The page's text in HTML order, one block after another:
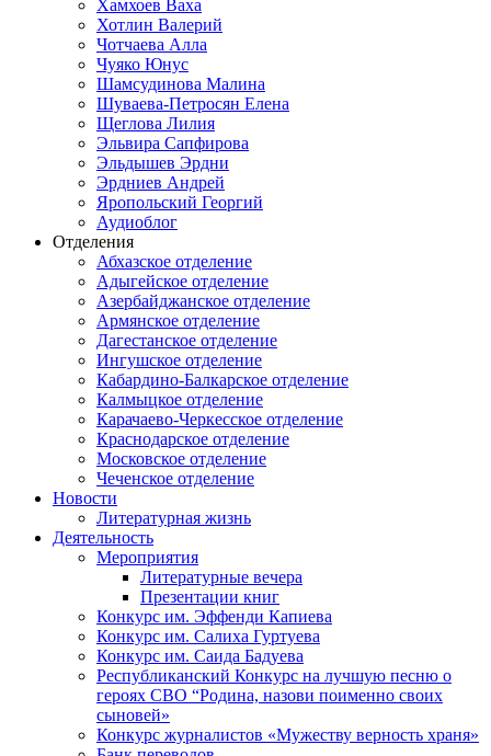
Хамхоев Ваха
Хотлин Валерий
Чотчаева Алла
Чуяко Юнус
Шамсудинова Малина
Шуваева-Петросян Елена
Щеглова Лилия
Эльвира Сапфирова
Эльдышев Эрдни
Эрдниев Андрей
Яропольский Георгий
Аудиоблог
Отделения
Абхазское отделение
Адыгейское отделение
Азербайджанское отделение
Армянское отделение
Дагестанское отделение
Ингушское отделение
Кабардино-Балкарское отделение
Калмыцкое отделение
Карачаево-Черкесское отделение
Краснодарское отделение
Московское отделение
Чеченское отделение
Новости
Литературная жизнь
Деятельность
Мероприятия
Литературные вечера
Презентации книг
Конкурс им. Эффенди Капиева
Конкурс им. Салиха Гуртуева
Конкурс им. Саида Бадуева
Республиканский Конкурс на лучшую песню о
героях СВО “Родина, назови поименно своих
сыновей»
Конкурс журналистов «Мужеству верность храня»